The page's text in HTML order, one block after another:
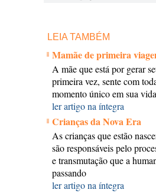
LEIA TAMBÉM
Mamãe de primeira
A mãe que está por gerar
primeira vez, sente com
momento único em sua vida
ler artigo na íntegra
Crianças da Nova Era
As crianças que estão
são responsáveis pelo
e transmutação que a
passando
ler artigo na íntegra